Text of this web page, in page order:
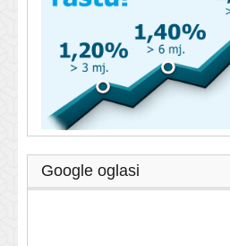
Google oglasi